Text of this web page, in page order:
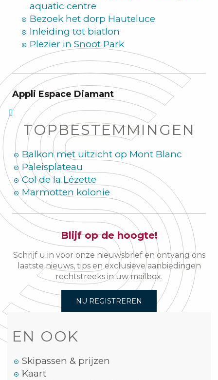
aquatic centre
Bezoek het dorp Hauteluce
Inleiding tot biatlon
Plezier in Snoot Park
Appli Espace Diamant
TOPBESTEMMINGEN
Balkon met uitzicht op Mont Blanc
Paleisplateau
Col de la Lézette
Marmotten kolonie
Blijf op de hoogte!
Schrijf u in voor onze nieuwsbrief en ontvang ons
laatste nieuws, tips en exclusieve aanbiedingen
rechtstreeks in uw mailbox.
NU REGISTREREN
EN OOK
Skipassen & prijzen
Kaart